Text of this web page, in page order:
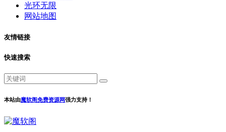
光环无限
网站地图
友情链接
快速搜索
本站由魔软阁免费资源网强力支持！